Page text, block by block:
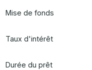
Mise de fonds
Taux d'intérêt
Durée du prêt